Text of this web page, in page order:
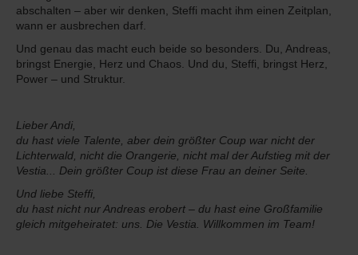
abschalten – aber wir denken, Steffi macht ihm einen Zeitplan,
wann er ausbrechen darf.
Und genau das macht euch beide so besonders. Du, Andreas,
bringst Energie, Herz und Chaos. Und du, Steffi, bringst Herz,
Power – und Struktur.
Lieber Andi,
du hast viele Talente, aber dein größter Coup war nicht der
Lichterwald, nicht die Orangerie, nicht mal der Aufstieg mit der
Vestia... Dein größter Coup ist diese Frau an deiner Seite.
Und liebe Steffi,
du hast nicht nur Andreas erobert – du hast eine Großfamilie
gleich mitgeheiratet: uns. Die Vestia. Willkommen im Team!